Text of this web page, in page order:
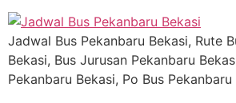
Jadwal Bus Pekanbaru Bekasi, Rute
Bekasi, Bus Jurusan Pekanbaru
Pekanbaru Bekasi, Po Bus Pekanbaru